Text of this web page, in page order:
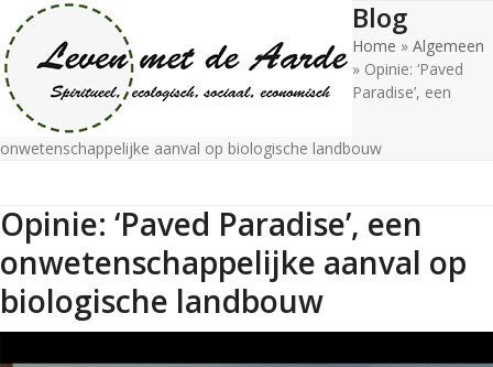
Skip
to
content
Open
mobile
menu
Close
mobile
menu
Blog
Home » Algemeen
» Opinie: ‘Paved
Paradise’, een
onwetenschappelijke aanval op biologische landbouw
Opinie: ‘Paved Paradise’, een
onwetenschappelijke aanval op
biologische landbouw